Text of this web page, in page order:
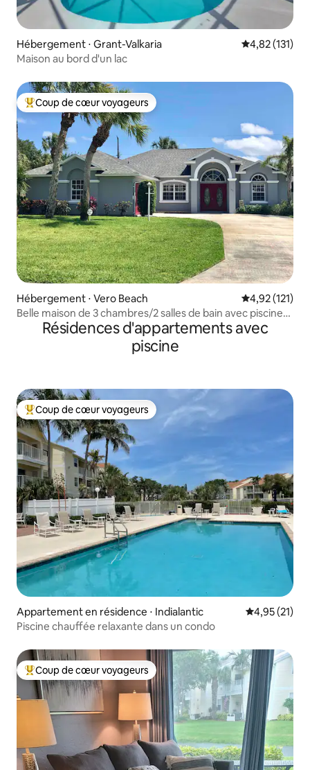
Hébergement ⋅ Grant-Valkaria Évaluation
4,82 (131)
Maison au bord d'un lac
Coups de cœur voyageurs les plus appréciés
Coup de cœur voyageurs
Hébergement ⋅ Vero Beach Évaluation
4,92 (121)
Belle maison de 3 chambres/2 salles de bain avec piscine
privée chauffée
Résidences d'appartements avec
piscine
Coups de cœur voyageurs les plus appréciés
Coup de cœur voyageurs
Appartement en résidence ⋅ Indialantic Évaluation
4,95 (21)
Piscine chauffée relaxante dans un condo
Coups de cœur voyageurs les plus appréciés
Coup de cœur voyageurs